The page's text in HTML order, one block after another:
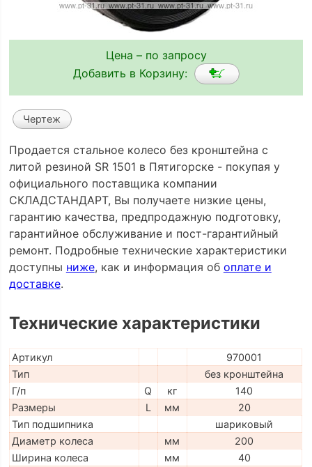
Цена – по запросу
Добавить в Корзину:
Чертеж
Продается стальное колесо без кронштейна с
литой резиной SR 1501 в Пятигорске - покупая у
официального поставщика компании
СКЛАДСТАНДАРТ, Вы получаете низкие цены,
гарантию качества, предпродажную подготовку,
гарантийное обслуживание и пост-гарантийный
ремонт. Подробные технические характеристики
доступны ниже, как и информация об оплате и
доставке.
Технические характеристики
Артикул
970001
Тип
без кронштейна
Г/п
Q кг
140
Размеры
L мм
20
Тип подшипника
шариковый
Диаметр колеса
мм
200
Ширина колеса
мм
40